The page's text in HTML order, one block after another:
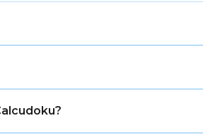
nombres objectiu i operacions.
resultat objectiu amb l'operació